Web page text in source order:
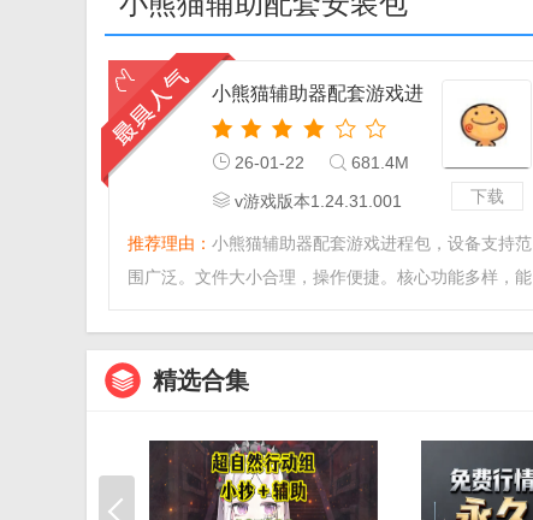
下载
小熊猫辅助器配套游戏进
程包
26-01-22
681.4M
v游戏版本1.24.31.001
推荐理由： 小熊猫辅助器配套游戏进程包，设备支持范
围广泛。文件大小合理，操作便捷。核心功能多样，能
精选合集